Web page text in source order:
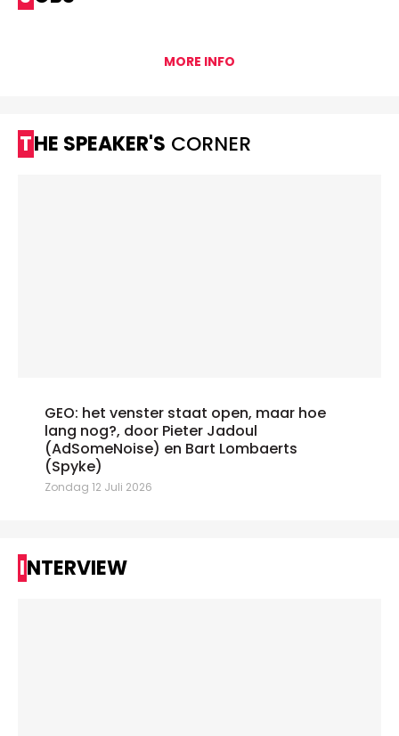
MORE INFO
THE SPEAKER'S CORNER
GEO: het venster staat open, maar hoe
lang nog?, door Pieter Jadoul
(AdSomeNoise) en Bart Lombaerts
(Spyke)
Zondag 12 Juli 2026
INTERVIEW